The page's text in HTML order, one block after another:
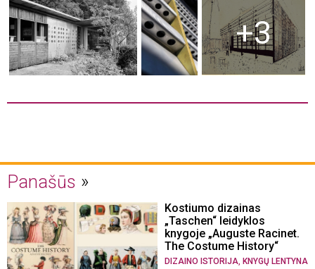
+3
Panašūs
Kostiumo dizainas
„Taschen“ leidyklos
knygoje „Auguste Racinet.
The Costume History“
DIZAINO ISTORIJA, KNYGŲ LENTYNA